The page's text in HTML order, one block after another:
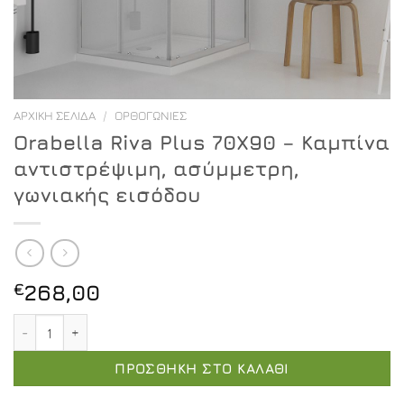
ΑΡΧΙΚΉ ΣΕΛΊΔΑ / ΟΡΘΟΓΏΝΙΕΣ
Orabella Riva Plus 70X90 – Καμπίνα
αντιστρέψιμη, ασύμμετρη,
γωνιακής εισόδου
€268,00
ΠΡΟΣΘΉΚΗ ΣΤΟ ΚΑΛΆΘΙ